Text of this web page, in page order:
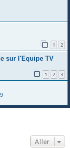
1 2
sur l'Equipe TV
1 2 3
Aller